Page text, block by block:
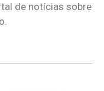
de notícias sobre